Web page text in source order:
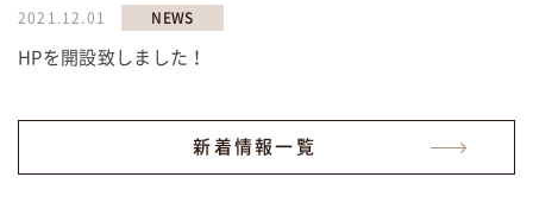
2021.12.01 NEWS
HPを開設致しました！
新着情報一覧